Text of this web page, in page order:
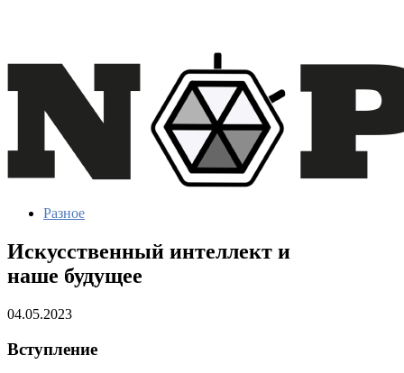
Разное
Искусственный интеллект и
наше будущее
04.05.2023
Вступление